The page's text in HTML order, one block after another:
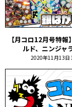
【月コロ12月号特報
ルド、ニンジャ
2020年11月13日